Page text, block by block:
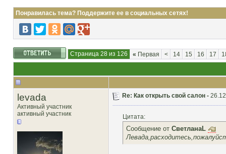
Понравилась тема? Поддержите ее в социальных сетях!
Страница 28 из 126 « Первая < 14 15 16 17
levada
Активный участник
активный участник
Re: Как открыть свой салон -
Цитата:
Сообщение от СветланаL